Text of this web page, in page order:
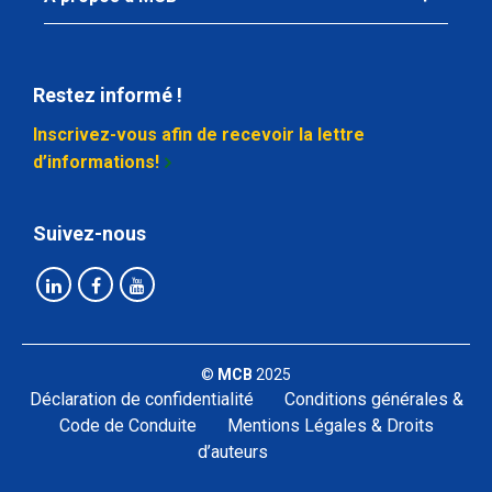
Restez informé !
Inscrivez-vous afin de recevoir la lettre
d’informations!
Suivez-nous
© MCB 2025
Déclaration de confidentialité
Conditions générales &
Code de Conduite
Mentions Légales & Droits
d’auteurs